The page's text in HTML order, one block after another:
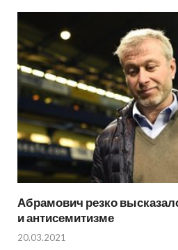
Абрамович резко
и антисемитизме
20.03.2021